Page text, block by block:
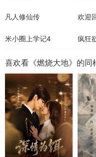
凡人修仙传 欢迎
米小圈上学记4 疯狂
喜欢看《燃烧大地》的同